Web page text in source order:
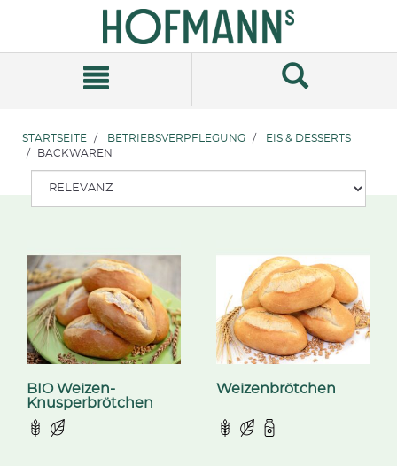
Navigationsmenü
STARTSEITE BETRIEBSVERPFLEGUNG
EIS & DESSERTS
BACKWAREN
BIO Weizen-
Knusperbrötchen
Weizenbrötchen